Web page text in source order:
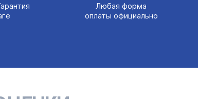
Любая форма
оплаты официально